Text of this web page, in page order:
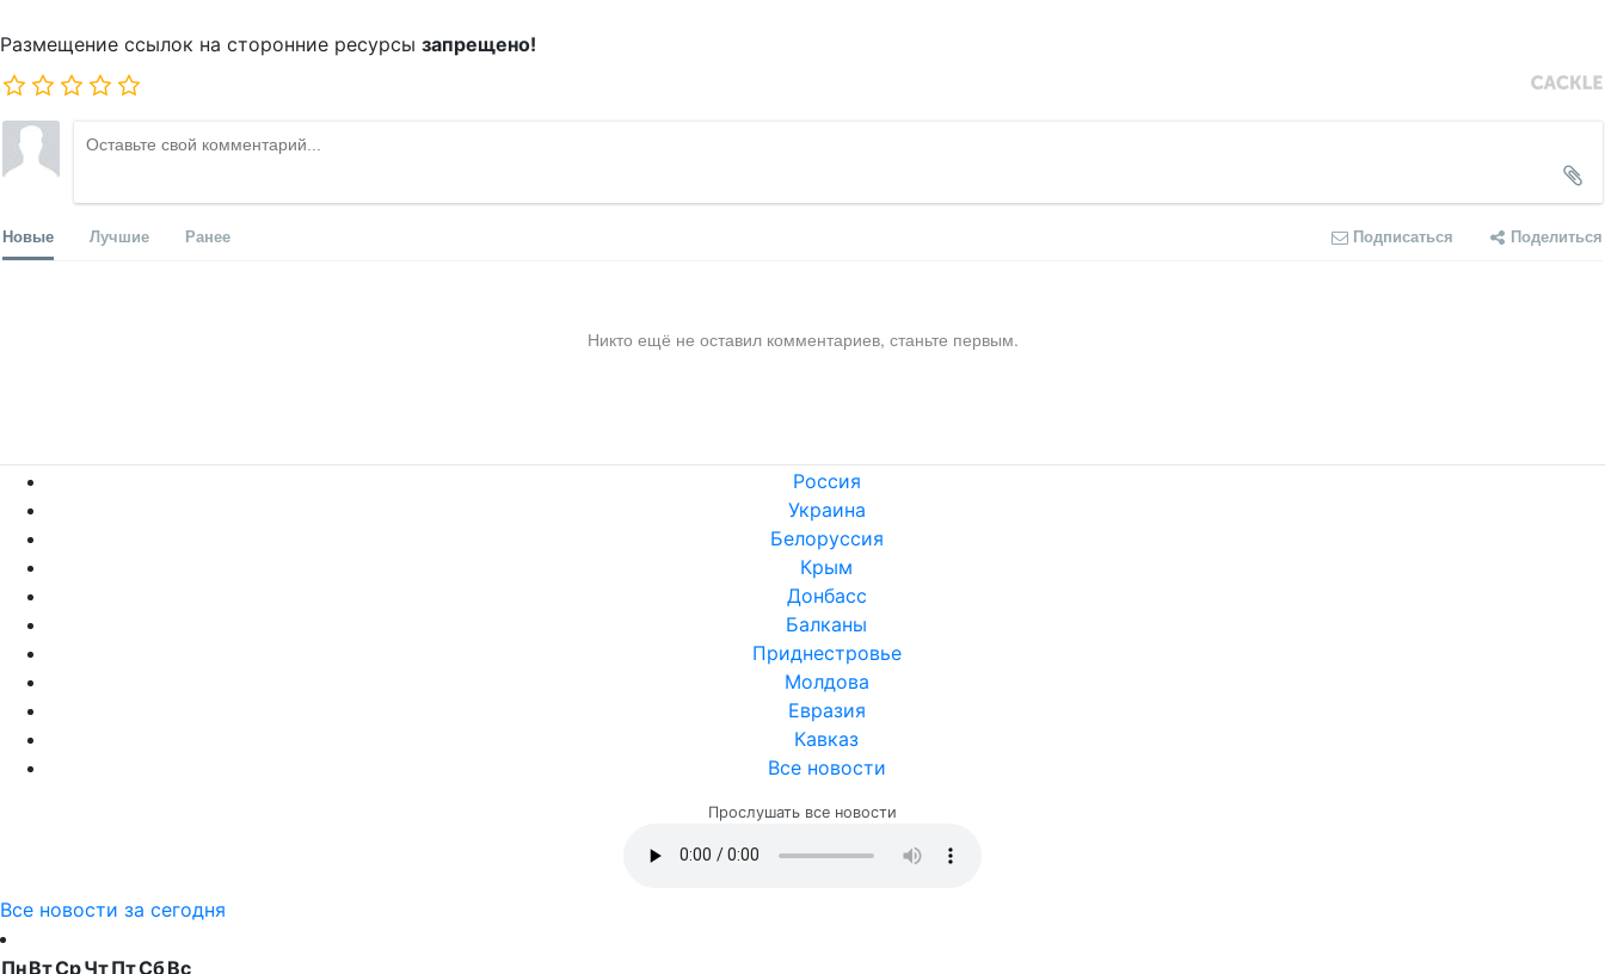
Размещение ссылок на сторонние ресурсы запрещено!
Новые Лучшие Ранее Подписаться Поделиться
Никто ещё не оставил комментариев, станьте первым.
Россия
Украина
Белоруссия
Крым
Донбасс
Балканы
Приднестровье
Молдова
Евразия
Кавказ
Все новости
Прослушать все новости
Все новости за сегодня
ПнВтСрЧтПтСбВс